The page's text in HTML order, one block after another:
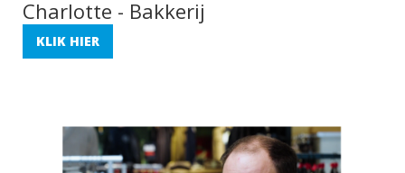
Charlotte - Bakkerij
KLIK HIER